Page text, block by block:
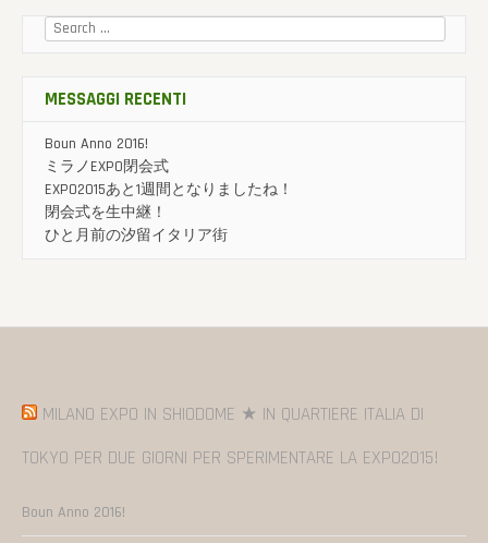
Cercare:
MESSAGGI RECENTI
Boun Anno 2016!
ミラノEXPO閉会式
EXPO2015あと1週間となりましたね！
閉会式を生中継！
ひと月前の汐留イタリア街
MILANO EXPO IN SHIODOME ★ IN QUARTIERE ITALIA DI
TOKYO PER DUE GIORNI PER SPERIMENTARE LA EXPO2015!
Boun Anno 2016!